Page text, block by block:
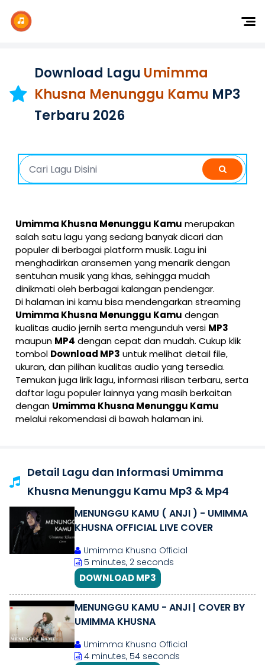
Dangdut
Indonesia
K-Pop
Download Lagu Umimma
Khusna Menunggu Kamu MP3
Terbaru 2026
Umimma Khusna Menunggu Kamu merupakan
salah satu lagu yang sedang banyak dicari dan
populer di berbagai platform musik. Lagu ini
menghadirkan aransemen yang menarik dengan
sentuhan musik yang khas, sehingga mudah
dinikmati oleh berbagai kalangan pendengar.
Di halaman ini kamu bisa mendengarkan streaming
Umimma Khusna Menunggu Kamu dengan
kualitas audio jernih serta mengunduh versi MP3
maupun MP4 dengan cepat dan mudah. Cukup klik
tombol Download MP3 untuk melihat detail file,
ukuran, dan pilihan kualitas audio yang tersedia.
Temukan juga lirik lagu, informasi rilisan terbaru, serta
daftar lagu populer lainnya yang masih berkaitan
dengan Umimma Khusna Menunggu Kamu
melalui rekomendasi di bawah halaman ini.
Detail Lagu dan Informasi Umimma
Khusna Menunggu Kamu Mp3 & Mp4
MENUNGGU KAMU ( ANJI ) - UMIMMA
KHUSNA OFFICIAL LIVE COVER
Umimma Khusna Official
5 minutes, 2 seconds
DOWNLOAD MP3
MENUNGGU KAMU - ANJI | COVER BY
UMIMMA KHUSNA
Umimma Khusna Official
4 minutes, 54 seconds